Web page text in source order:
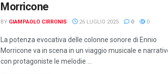
Morricone
BY GIAMPAOLO CIRRONIS 26 LUGLIO 2025 0 0
La potenza evocativa delle colonne sonore di Ennio
Morricone va in scena in un viaggio musicale e
con protagoniste le melodie ...